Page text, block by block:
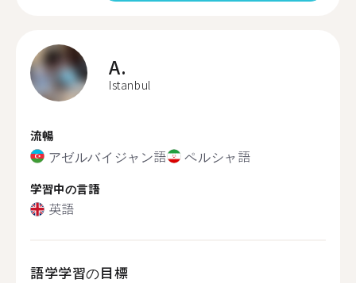
A.
Istanbul
流暢
アゼルバイジャン語 ペルシャ語
学習中の言語
英語
語学学習の目標